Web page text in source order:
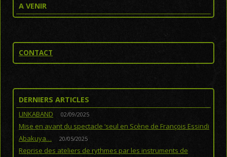
A VENIR
CONTACT
DERNIERS ARTICLES
LINKABAND 02/09/2025
Mise en avant du spectacle ‘seul en Scène de François Essindi
Abakuya…
20/05/2025
Reprise des ateliers de rythmes par les instruments de